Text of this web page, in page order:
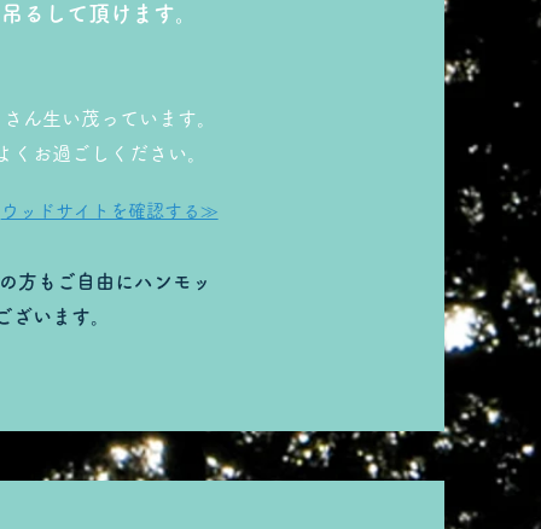
るして頂けます。
ん生い茂っています。
お過ごしください。
ウッドサイトを確認する≫
方も ご自由にハンモッ
ざいます。